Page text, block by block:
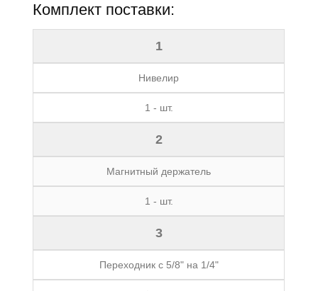
Комплект поставки:
1
Нивелир
1 - шт.
2
Магнитный держатель
1 - шт.
3
Переходник с 5/8" на 1/4"